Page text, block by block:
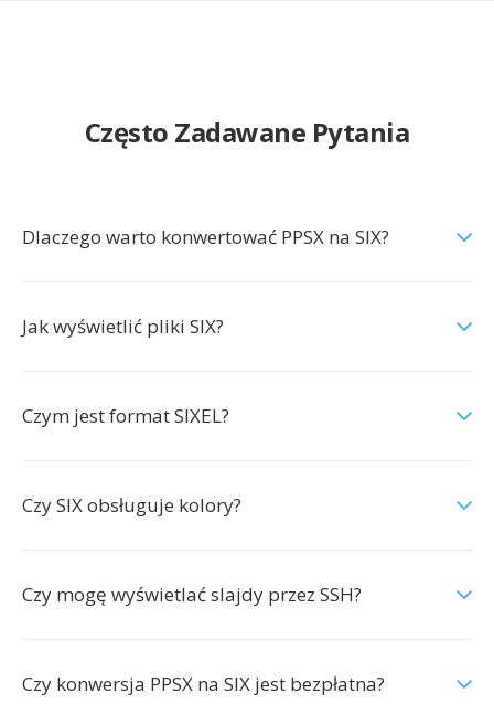
Często Zadawane Pytania
Dlaczego warto konwertować PPSX na SIX?
Jak wyświetlić pliki SIX?
Czym jest format SIXEL?
Czy SIX obsługuje kolory?
Czy mogę wyświetlać slajdy przez SSH?
Czy konwersja PPSX na SIX jest bezpłatna?